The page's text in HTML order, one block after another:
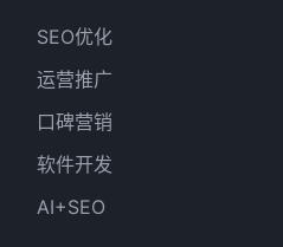
SEO优化
运营推广
口碑营销
软件开发
AI+SEO